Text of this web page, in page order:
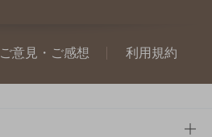
ご意見・ご感想 利用規約